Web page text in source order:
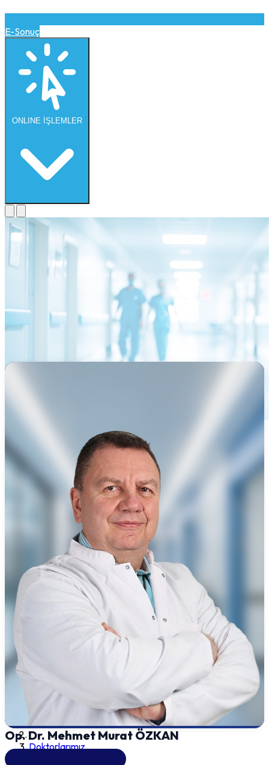
E-Sonuç
ONLINE İŞLEMLER
Ana Sayfa
Doktorlarımız
Op. Dr. Mehmet Murat ÖZKAN